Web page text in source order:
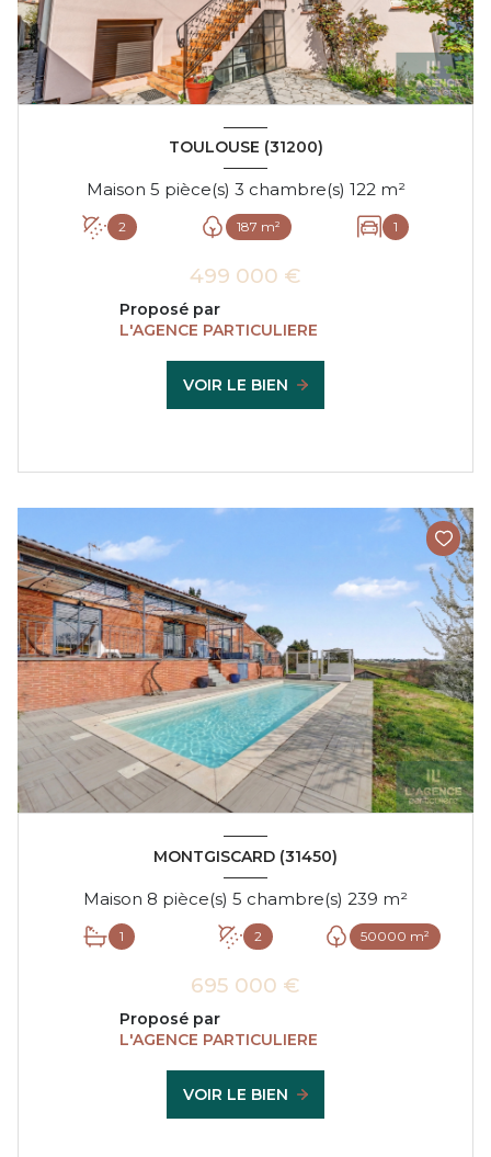
TOULOUSE (31200)
Maison 5 pièce(s) 3 chambre(s) 122 m²
2 187 m² 1
499 000 €
Proposé par
L'AGENCE PARTICULIERE
VOIR LE BIEN
MONTGISCARD (31450)
Maison 8 pièce(s) 5 chambre(s) 239 m²
1 2 50000 m²
695 000 €
Proposé par
L'AGENCE PARTICULIERE
VOIR LE BIEN